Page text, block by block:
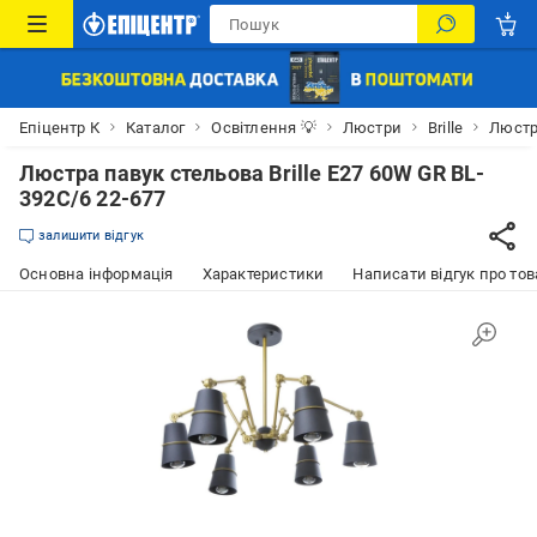
Епіцентр К Каталог Освітлення 💡 Люстри Brille
Люстра павук стельова Brille E27 60W GR BL-
392C/6 22-677
залишити відгук
Основна інформація Характеристики Написати відгук про